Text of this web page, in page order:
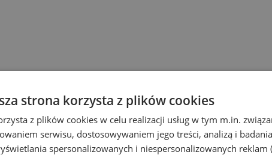
strona korzysta z plików cookies
z plików cookies w celu realizacji usług w tym m.in.
serwisu, dostosowywaniem jego treści, analizą i
spersonalizowanych i niespersonalizowanych